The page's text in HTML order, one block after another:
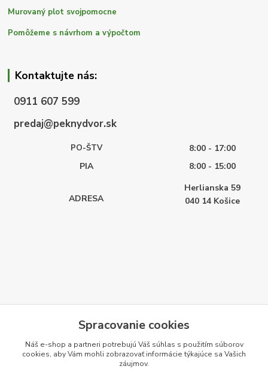
Murovaný plot svojpomocne
Pomôžeme s návrhom a výpočtom
Kontaktujte nás:
0911 607 599
predaj@peknydvor.sk
PO-ŠTV
8:00 - 17:00
PIA
8:00 - 15:00
ADRESA
Herlianska 59
040 14 Košice
Spracovanie cookies
Náš e-shop a partneri potrebujú Váš súhlas s použitím súborov
cookies, aby Vám mohli zobrazovať informácie týkajúce sa Vašich
záujmov.